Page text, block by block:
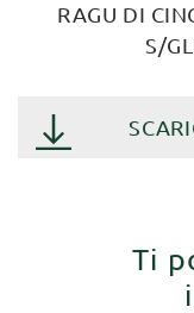
RAGU DI
S/
Ti